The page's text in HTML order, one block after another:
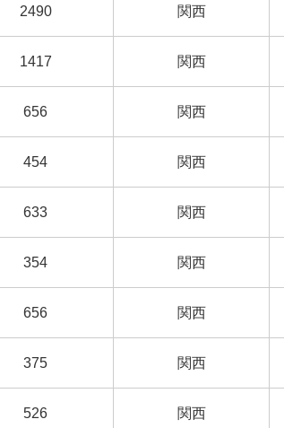
2490 関西
1417 関西
656 関西
454 関西
633 関西
354 関西
656 関西
375 関西
526 関西